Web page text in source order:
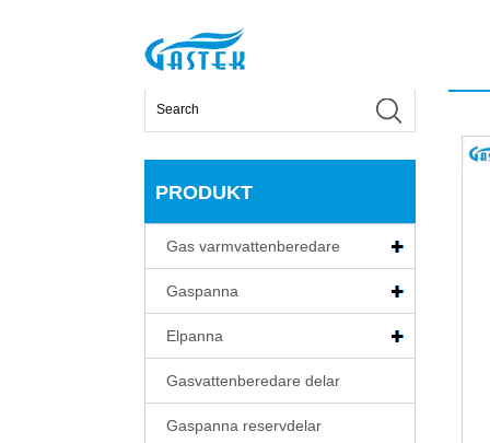
Hem > Produkt
PRODUKT
Gas varmvattenberedare
Gaspanna
Elpanna
Gasvattenberedare delar
Gaspanna reservdelar